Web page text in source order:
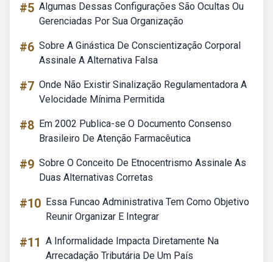
#5 Algumas Dessas Configurações São Ocultas Ou
Gerenciadas Por Sua Organização
#6 Sobre A Ginástica De Conscientização Corporal
Assinale A Alternativa Falsa
#7 Onde Não Existir Sinalização Regulamentadora A
Velocidade Mínima Permitida
#8 Em 2002 Publica-se O Documento Consenso
Brasileiro De Atenção Farmacêutica
#9 Sobre O Conceito De Etnocentrismo Assinale As
Duas Alternativas Corretas
#10 Essa Funcao Administrativa Tem Como Objetivo
Reunir Organizar E Integrar
#11 A Informalidade Impacta Diretamente Na
Arrecadação Tributária De Um País